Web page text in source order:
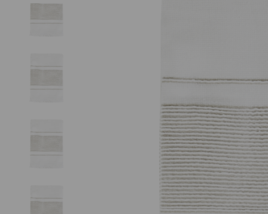
end
gallery